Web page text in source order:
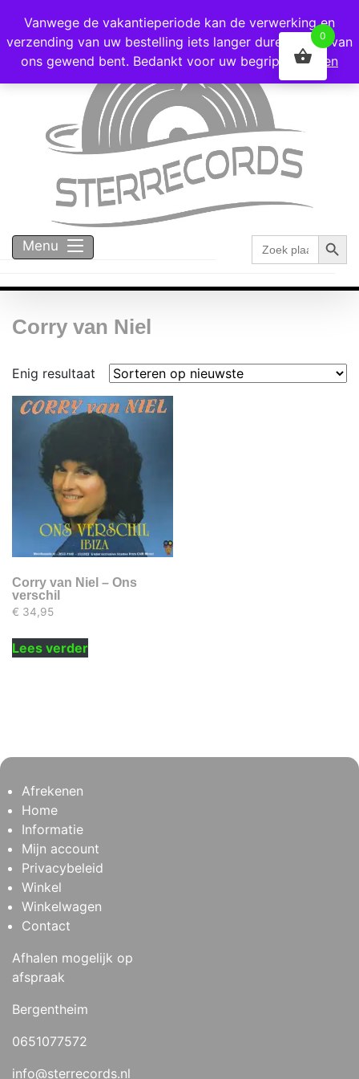
Voor 16:00 besteld = vandaag verzonden!
Menu
Zoek
naar:
Corry van Niel
Enig resultaat
Corry van Niel – Ons
verschil
€ 34,95
Lees verder
Afrekenen
Home
Informatie
Mijn account
Privacybeleid
Winkel
Winkelwagen
Contact
Afhalen mogelijk op
afspraak
Bergentheim
0651077572
info@sterrecords.nl
Vanwege de vakantieperiode kan de verwerking en
verzending van uw bestelling iets langer duren dan u van
ons gewend bent. Bedankt voor uw begrip!
Negeren
0